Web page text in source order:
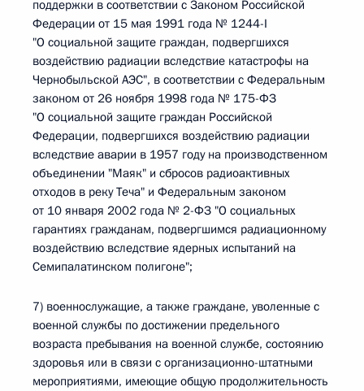
поддержки в соответствии с Законом Российской
Федерации от 15 мая 1991 года № 1244-I
"О социальной защите граждан, подвергшихся
воздействию радиации вследствие катастрофы на
Чернобыльской АЭС", в соответствии с Федеральным
законом от 26 ноября 1998 года № 175-ФЗ
"О социальной защите граждан Российской
Федерации, подвергшихся воздействию радиации
вследствие аварии в 1957 году на производственном
объединении "Маяк" и сбросов радиоактивных
отходов в реку Теча" и Федеральным законом
от 10 января 2002 года № 2-ФЗ "О социальных
гарантиях гражданам, подвергшимся радиационному
воздействию вследствие ядерных испытаний на
Семипалатинском полигоне";
7) военнослужащие, а также граждане, уволенные с
военной службы по достижении предельного
возраста пребывания на военной службе, состоянию
здоровья или в связи с организационно-штатными
мероприятиями, имеющие общую продолжительность